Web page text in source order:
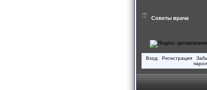
Советы врача
Вход Регистрация